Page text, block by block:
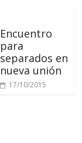
Encuentro
para
separados en
nueva unión
17/10/2015